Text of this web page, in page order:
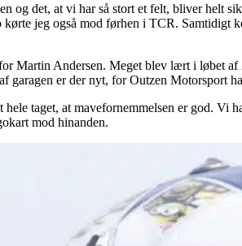
det, at vi har så stort et felt, bliver helt
jeg også mod førhen i TCR. Samtidigt
Martin Andersen. Meget blev lært i løbet
garagen er der nyt, for Outzen Motorsport
taget, at mavefornemmelsen er god. Vi
mod hinanden.